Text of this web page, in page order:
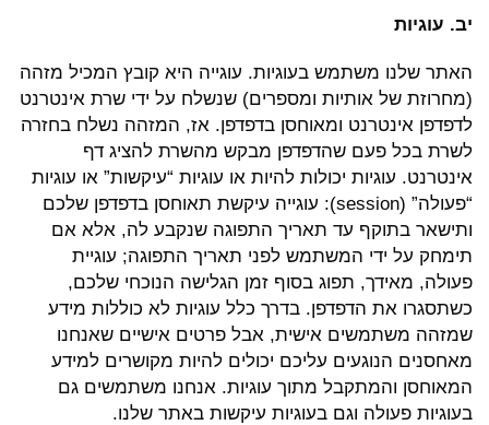
יב. עוגיות
האתר שלנו משתמש בעוגיות. עוגייה היא קובץ המכיל מזהה
(מחרוזת של אותיות ומספרים) שנשלח על ידי שרת אינטרנט
לדפדפן אינטרנט ומאוחסן בדפדפן. אז, המזהה נשלח בחזרה
לשרת בכל פעם שהדפדפן מבקש מהשרת להציג דף
אינטרנט. עוגיות יכולות להיות או עוגיות “עיקשות” או עוגיות
“פעולה” (session): עוגייה עיקשת תאוחסן בדפדפן שלכם
ותישאר בתוקף עד תאריך התפוגה שנקבע לה, אלא אם
תימחק על ידי המשתמש לפני תאריך התפוגה; עוגיית
פעולה, מאידך, תפוג בסוף זמן הגלישה הנוכחי שלכם,
כשתסגרו את הדפדפן. בדרך כלל עוגיות לא כוללות מידע
שמזהה משתמשים אישית, אבל פרטים אישיים שאנחנו
מאחסנים הנוגעים עליכם יכולים להיות מקושרים למידע
המאוחסן והמתקבל מתוך עוגיות. אנחנו משתמשים גם
בעוגיות פעולה וגם בעוגיות עיקשות באתר שלנו.